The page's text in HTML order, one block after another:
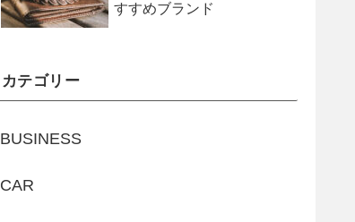
すすめブランド
カテゴリー
BUSINESS
CAR